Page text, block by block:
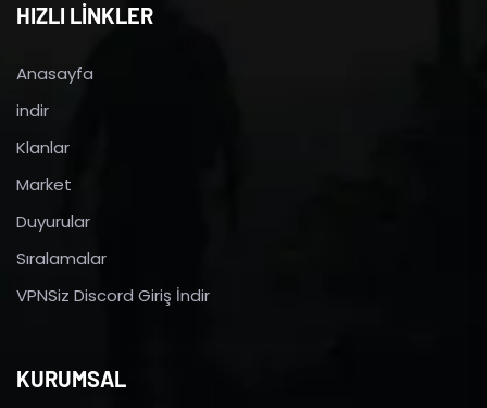
HIZLI LİNKLER
Anasayfa
indir
Klanlar
Market
Duyurular
Sıralamalar
VPNSiz Discord Giriş İndir
KURUMSAL